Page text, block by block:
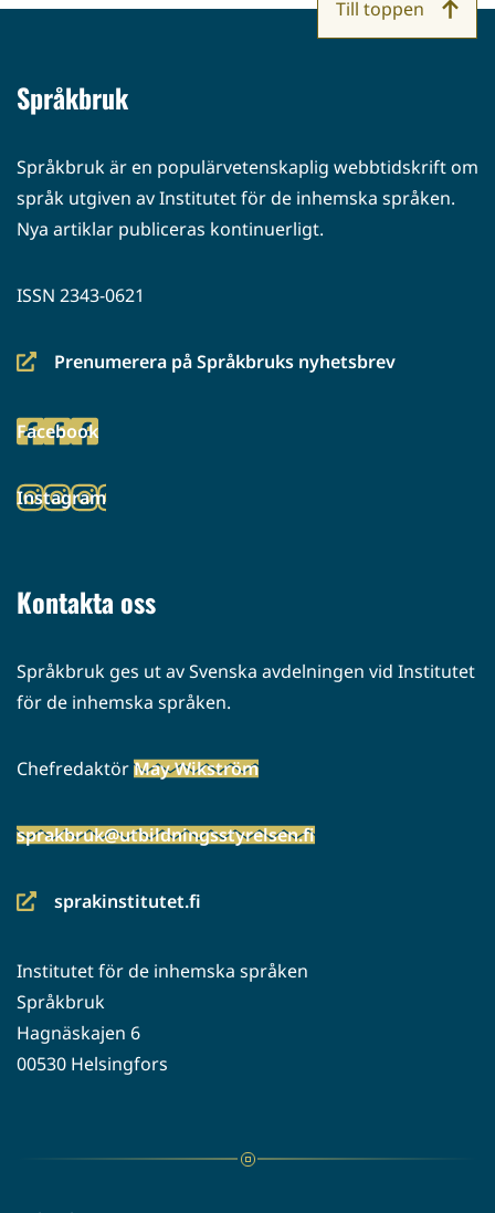
Språkbruk
Språkbruk är en populärvetenskaplig webbtidskrift om
språk utgiven av Institutet för de inhemska språken.
Nya artiklar publiceras kontinuerligt.
ISSN 2343-0621
Prenumerera på Språkbruks nyhetsbrev
(siirryt
palveluun)
Facebook
(siirryt
palveluun)
Instagram
(siirryt
Kontakta oss
Språkbruk ges ut av Svenska avdelningen vid Institutet
för de inhemska språken.
ChefredaktörMay Wikström
sprakbruk@utbildningsstyrelsen.fi
sprakinstitutet.fi
(siirryt
palveluun)
Institutet för de inhemska språken
Språkbruk
Hagnäskajen 6
00530 Helsingfors
Till toppen